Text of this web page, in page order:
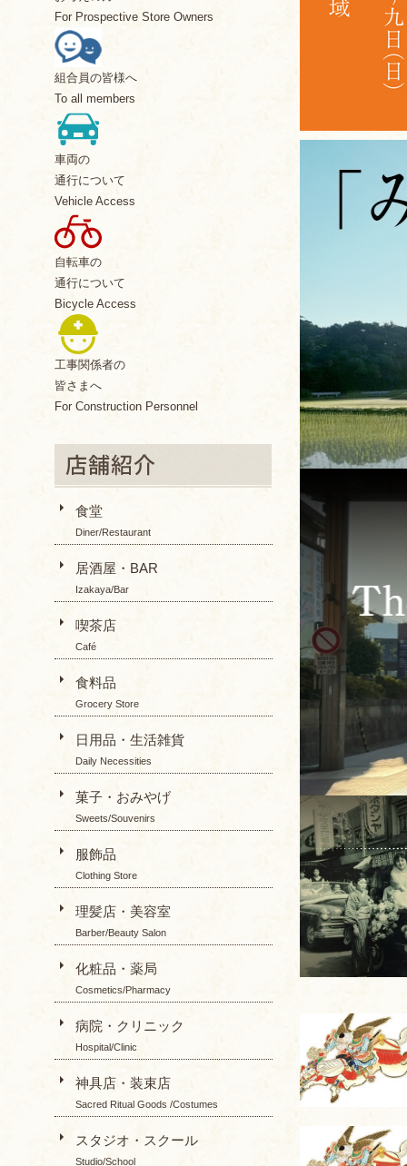
For Prospective Store Owners
組合員の皆様へ
To all members
車両の
通行について
Vehicle Access
自転車の
通行について
Bicycle Access
工事関係者の
皆さまへ
For Construction Personnel
食堂
Diner/Restaurant
居酒屋・BAR
Izakaya/Bar
喫茶店
Café
食料品
Grocery Store
日用品・生活雑貨
Daily Necessities
菓子・おみやげ
Sweets/Souvenirs
服飾品
Clothing Store
理髪店・美容室
Barber/Beauty Salon
化粧品・薬局
Cosmetics/Pharmacy
病院・クリニック
Hospital/Clinic
神具店・装束店
Sacred Ritual Goods /Costumes
スタジオ・スクール
Studio/School